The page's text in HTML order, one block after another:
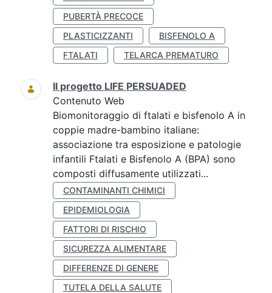
PUBERTÀ PRECOCE
PLASTICIZZANTI
BISFENOLO A
FTALATI
TELARCA PREMATURO
Il progetto LIFE PERSUADED
Contenuto Web
Biomonitoraggio di ftalati e bisfenolo A in
coppie madre-bambino italiane:
associazione tra esposizione e patologie
infantili Ftalati e Bisfenolo A (BPA) sono
composti diffusamente utilizzati...
CONTAMINANTI CHIMICI
EPIDEMIOLOGIA
FATTORI DI RISCHIO
SICUREZZA ALIMENTARE
DIFFERENZE DI GENERE
TUTELA DELLA SALUTE